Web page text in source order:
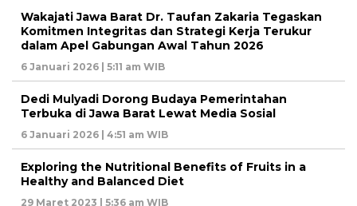
Wakajati Jawa Barat Dr. Taufan Zakaria Tegaskan
Komitmen Integritas dan Strategi Kerja Terukur
dalam Apel Gabungan Awal Tahun 2026
6 Januari 2026 | 5:11 am WIB
Dedi Mulyadi Dorong Budaya Pemerintahan
Terbuka di Jawa Barat Lewat Media Sosial
6 Januari 2026 | 4:51 am WIB
Exploring the Nutritional Benefits of Fruits in a
Healthy and Balanced Diet
29 Maret 2023 | 5:36 am WIB